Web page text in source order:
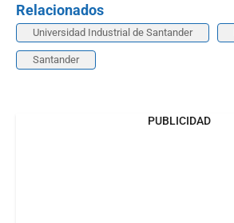
Relacionados
Universidad Industrial de Santander
Santander
PUBLICIDAD